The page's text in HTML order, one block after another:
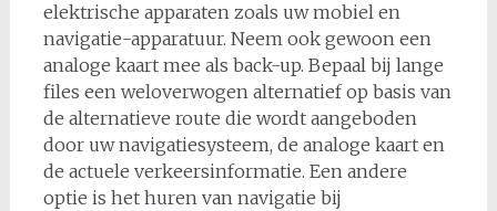
elektrische apparaten zoals uw mobiel en
navigatie-apparatuur. Neem ook gewoon een
analoge kaart mee als back-up. Bepaal bij lange
files een weloverwogen alternatief op basis van
de alternatieve route die wordt aangeboden
door uw navigatiesysteem, de analoge kaart en
de actuele verkeersinformatie. Een andere
optie is het huren van navigatie bij